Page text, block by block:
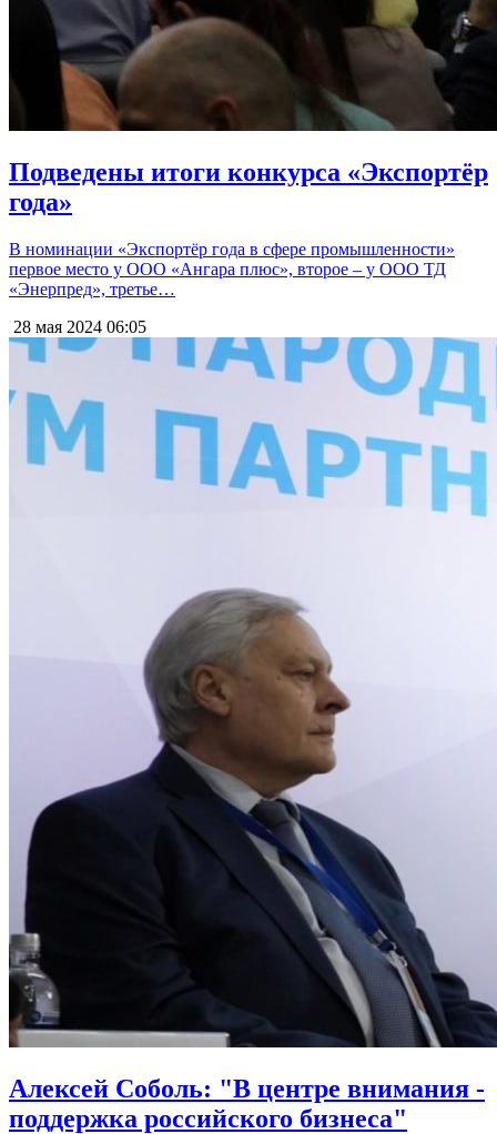
Подведены итоги конкурса «Экспортёр
года»
В номинации «Экспортёр года в сфере промышленности»
первое место у ООО «Ангара плюс», второе – у ООО ТД
«Энерпред», третье…
28 мая 2024 06:05
Алексей Соболь: "В центре внимания -
поддержка российского бизнеса"